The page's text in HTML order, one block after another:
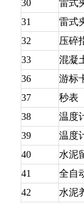
30
雷式
31
雷式
32
压碎
33
混凝
36
游标
37
秒表
38
温度
39
温度
40
水泥
41
全自
42
水泥